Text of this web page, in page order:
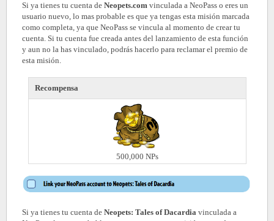
Si ya tienes tu cuenta de Neopets.com vinculada a NeoPass o eres un
usuario nuevo, lo mas probable es que ya tengas esta misión marcada
como completa, ya que NeoPass se vincula al momento de crear tu
cuenta. Si tu cuenta fue creada antes del lanzamiento de esta función
y aun no la has vinculado, podrás hacerlo para reclamar el premio de
esta misión.
Recompensa
500,000 NPs
Si ya tienes tu cuenta de Neopets: Tales of Dacardia vinculada a